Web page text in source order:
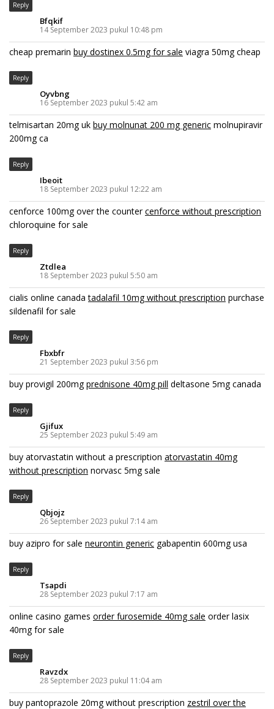
Reply
Bfqkif
14 September 2023 pukul 10:48 pm
cheap premarin buy dostinex 0.5mg for sale viagra 50mg cheap
Reply
Oyvbng
16 September 2023 pukul 5:42 am
telmisartan 20mg uk buy molnunat 200 mg generic molnupiravir
200mg ca
Reply
Ibeoit
18 September 2023 pukul 12:22 am
cenforce 100mg over the countercenforce without prescription
chloroquine for sale
Reply
Ztdlea
18 September 2023 pukul 5:50 am
cialis online canadatadalafil 10mg without prescription purchase
sildenafil for sale
Reply
Fbxbfr
21 September 2023 pukul 3:56 pm
buy provigil 200mgprednisone 40mg pill deltasone 5mg canada
Reply
Gjifux
25 September 2023 pukul 5:49 am
buy atorvastatin without a prescription atorvastatin 40mg
without prescription norvasc 5mg sale
Reply
Qbjojz
26 September 2023 pukul 7:14 am
buy azipro for sale neurontin generic gabapentin 600mg usa
Reply
Tsapdi
28 September 2023 pukul 7:17 am
online casino games order furosemide 40mg sale order lasix
40mg for sale
Reply
Ravzdx
28 September 2023 pukul 11:04 am
buy pantoprazole 20mg without prescription zestril over the